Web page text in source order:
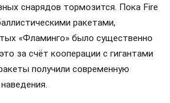
снарядов тормозится. Пока Fire
ракетами,
«Фламинго» было существенно
за счёт кооперации с гигантами
получили современную